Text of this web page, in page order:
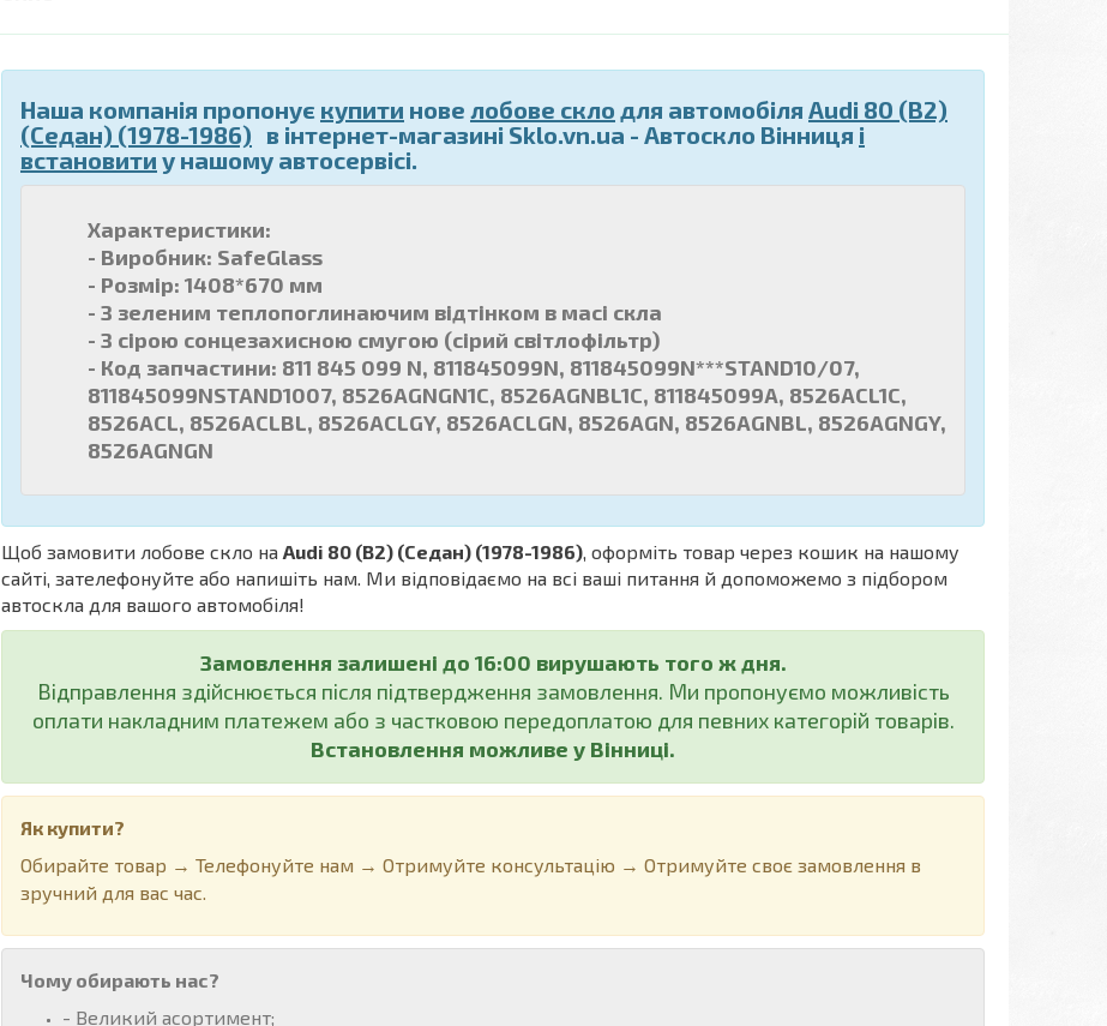
Наша компанія пропонує купити нове лобове скло для автомобіляAudi 80 (B2)
(Седан) (1978-1986) в інтернет-магазині Sklo.vn.ua - Автоскло Вінниця і
встановити у нашому автосервісі.
Характеристики:
- Виробник: SafeGlass
- Розмір: 1408*670 мм
- З зеленим теплопоглинаючим відтінком в масі скла
- З сірою сонцезахисною смугою (сірий світлофільтр)
- Код запчастини: 811 845 099 N, 811845099N, 811845099N***STAND10/07,
811845099NSTAND1007, 8526AGNGN1C, 8526AGNBL1C, 811845099A, 8526ACL1C,
8526ACL, 8526ACLBL, 8526ACLGY, 8526ACLGN, 8526AGN, 8526AGNBL, 8526AGNGY,
8526AGNGN
Щоб замовити лобове скло на Audi 80 (B2) (Седан) (1978-1986), оформіть товар через кошик на нашому
сайті, зателефонуйте або напишіть нам. Ми відповідаємо на всі ваші питання й допоможемо з підбором
автоскла для вашого автомобіля!
Замовлення залишені до 16:00 вирушають того ж дня.
Відправлення здійснюється після підтвердження замовлення. Ми пропонуємо можливість
оплати накладним платежем або з частковою передоплатою для певних категорій товарів.
Встановлення можливе у Вінниці.
Як купити?
Обирайте товар → Телефонуйте нам → Отримуйте консультацію → Отримуйте своє замовлення в
зручний для вас час.
Чому обирають нас?
- Великий асортимент;